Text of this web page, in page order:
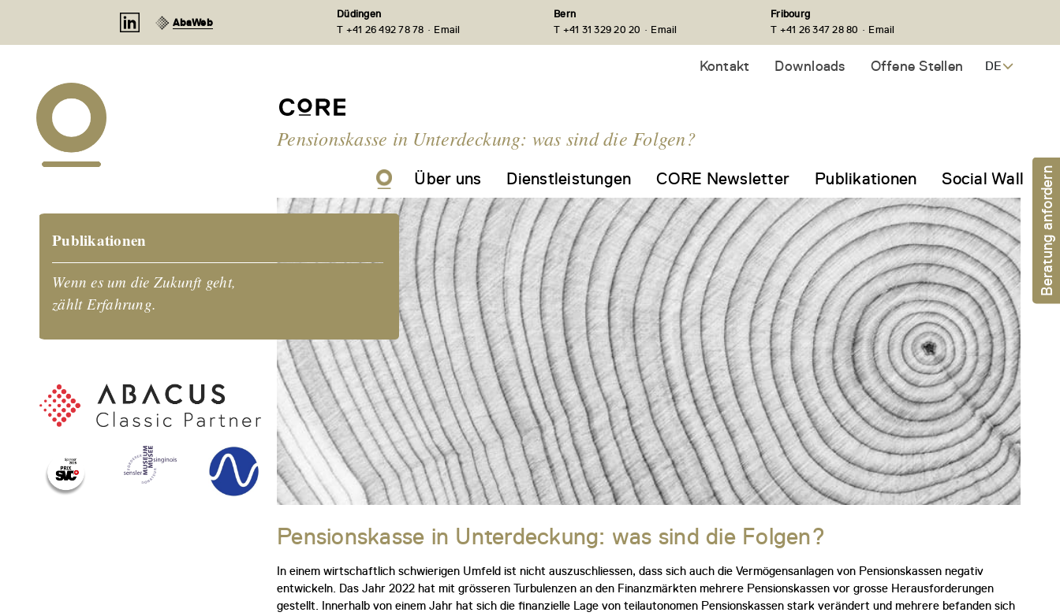
AbaWeb
Düdingen
T +41 26 492 78 78 · Email
Bern
T +41 31 329 20 20 · Email
Fribourg
T +41 26 347 28 80 · Email
Kontakt Downloads Offene Stellen DE
Pensionskasse in Unterdeckung: was sind die Folgen?
Über uns Dienstleistungen CORE Newsletter Publikationen Social Wall
Publikationen
Wenn es um die Zukunft geht,
zählt Erfahrung.
Pensionskasse in Unterdeckung: was sind die Folgen?
In einem wirtschaftlich schwierigen Umfeld ist nicht auszuschliessen, dass sich auch die Vermögensanlagen von Pensionskassen negativ
entwickeln. Das Jahr 2022 hat mit grösseren Turbulenzen an den Finanzmärkten mehrere Pensionskassen vor grosse Herausforderungen
gestellt. Innerhalb von einem Jahr hat sich die finanzielle Lage von teilautonomen Pensionskassen stark verändert und mehrere befanden sich
Beratung anfordern